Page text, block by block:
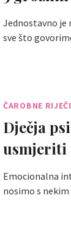
Jednostavno je
sve što
ČAROBNE RIJEČI
Dječja
usmjeriti
Emocionalna
nosimo s